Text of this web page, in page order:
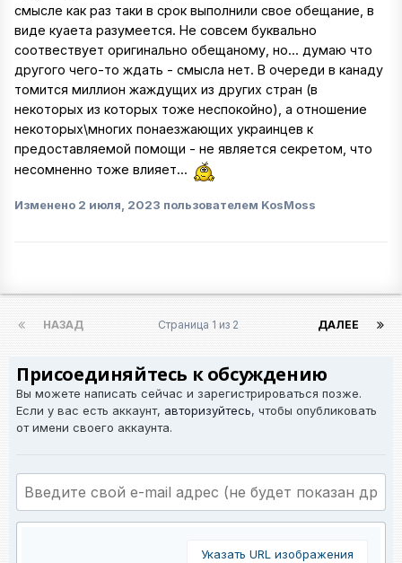
смысле как раз таки в срок выполнили свое обещание, в
виде куаета разумеется. Не совсем буквально
соотвествует оригинально обещаному, но... думаю что
другого чего-то ждать - смысла нет. В очереди в канаду
томится миллион жаждущих из других стран (в
некоторых из которых тоже неспокойно), а отношение
некоторых\многих понаезжающих украинцев к
предоставляемой помощи - не является секретом, что
несомненно тоже влияет...
Изменено 2 июля, 2023 пользователем KosMoss
НАЗАД ДАЛЕЕ
Страница 1 из 2
Присоединяйтесь к обсуждению
Вы можете написать сейчас и зарегистрироваться позже.
Если у вас есть аккаунт, авторизуйтесь, чтобы опубликовать
от имени своего аккаунта.
Указать URL изображения